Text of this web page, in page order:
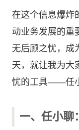
在这个信息爆炸
动业务发展的重
无后顾之忧，成
天，就让我为大
忧的工具——任
一、任小聊